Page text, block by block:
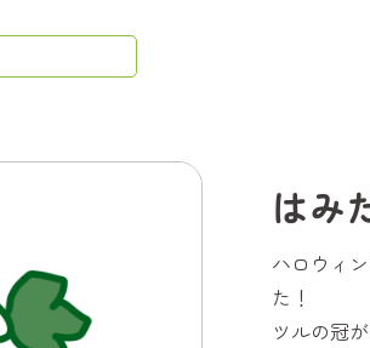
はみ
ハロウィ
た！
ツルの冠